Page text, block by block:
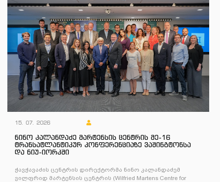
15. 07. 2026
ნინო კალანდაძე მარტენსის ცენტრის მე-16
ტრანსატლანტიკურ კონფერენციაზე ვაშინგტონსა
და ნიუ-იორკში
ჭავჭავაძის ცენტრის დირექტორმა ნინო კალანდაძემ
ვილფრიდ მარტენსის ცენტრის (Wilfried Martens Centre for